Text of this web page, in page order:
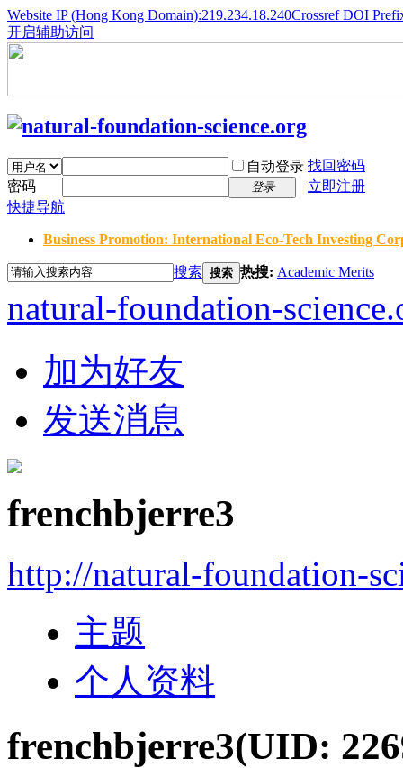
Website IP (Hong Kong Domain):219.234.18.240Crossref DOI
开启辅助访问
自动登录 找回密码
密码
登录
立即注册
快捷导航
Business Promotion: International Eco-Tech Investing
搜索 搜索 热搜: Academic Merits
natural-foundation-
加为好友
发送消息
frenchbjerre3
http://natural-foundation-
主题
个人资料
frenchbjerre3(UID: